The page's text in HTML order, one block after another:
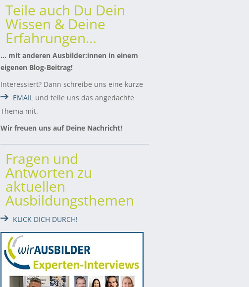
Teile auch Du Dein
Wissen & Deine
Erfahrungen…
… mit anderen Ausbilder:innen in einem
eigenen Blog-Beitrag!
Interessiert? Dann schreibe uns eine kurze
EMAIL und teile uns das angedachte
Thema mit.
Wir freuen uns auf Deine Nachricht!
Fragen und
Antworten zu
aktuellen
Ausbildungsthemen
KLICK DICH DURCH!